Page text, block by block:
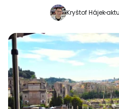
Kryštof Hájek
Weiter
Weiter